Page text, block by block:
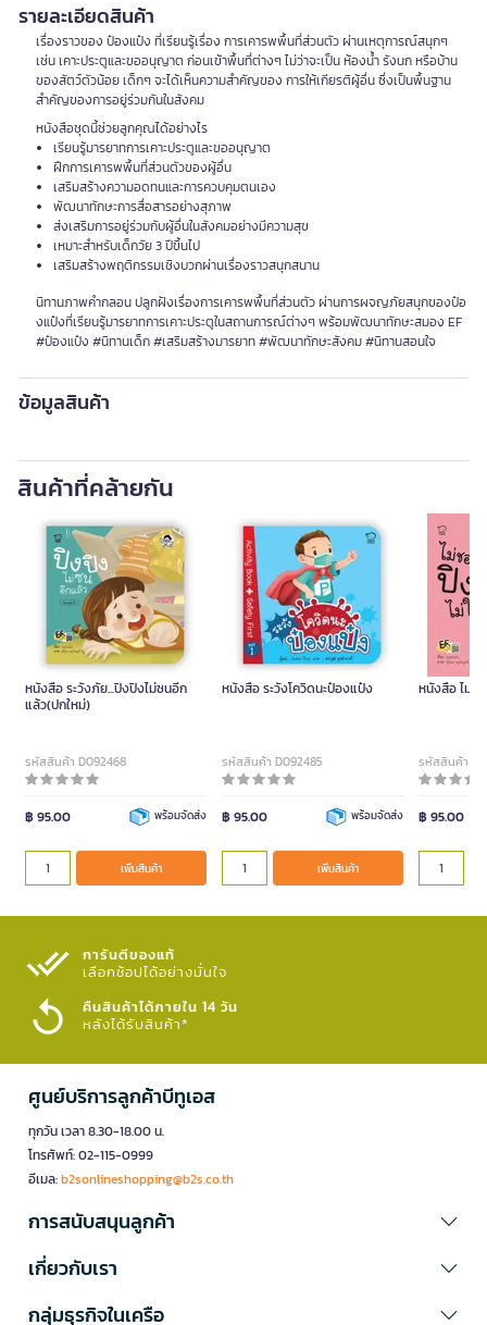
รายละเอียดสินค้า
เรื่องราวของ ป๋องแป๋ง ที่เรียนรู้เรื่อง การเคารพพื้นที่ส่วนตัว ผ่านเหตุการณ์สนุกๆ
เช่น เคาะประตูและขออนุญาต ก่อนเข้าพื้นที่ต่างๆ ไม่ว่าจะเป็น ห้องน้ำ รังนก หรือบ้าน
ของสัตว์ตัวน้อย เด็กๆ จะได้เห็นความสำคัญของ การให้เกียรติผู้อื่น ซึ่งเป็นพื้นฐาน
สำคัญของการอยู่ร่วมกันในสังคม
หนังสือชุดนี้ช่วยลูกคุณได้อย่างไร
เรียนรู้มารยาทการเคาะประตูและขออนุญาต
ฝึกการเคารพพื้นที่ส่วนตัวของผู้อื่น
เสริมสร้างความอดทนและการควบคุมตนเอง
พัฒนาทักษะการสื่อสารอย่างสุภาพ
ส่งเสริมการอยู่ร่วมกับผู้อื่นในสังคมอย่างมีความสุข
เหมาะสำหรับเด็กวัย 3 ปีขึ้นไป
เสริมสร้างพฤติกรรมเชิงบวกผ่านเรื่องราวสนุกสนาน
นิทานภาพคำกลอน ปลูกฝังเรื่องการเคารพพื้นที่ส่วนตัว ผ่านการผจญภัยสนุกของป๋อ
งแป๋งที่เรียนรู้มารยาทการเคาะประตูในสถานการณ์ต่างๆ พร้อมพัฒนาทักษะสมอง EF
#ป๋องแป๋ง #นิทานเด็ก #เสริมสร้างมารยาท #พัฒนาทักษะสังคม #นิทานสอนใจ
ข้อมูลสินค้า
สินค้าที่คล้ายกัน
หนังสือ ระวังภัย...ปิงปิงไม่ซนอีก
แล้ว(ปกใหม่)
รหัสสินค้า D092468
฿ 95.00 พร้อมจัดส่ง
เพิ่มสินค้า
หนังสือ ระวังโควิดนะป๋องแป๋ง
รหัสสินค้า D092485
฿ 95.00 พร้อมจัดส่ง
เพิ่มสินค้า
หนังสือ ไม่ช
รหัสสินค้า
฿ 95.00
การันตีของแท้
เลือกช้อปได้อย่างมั่นใจ​
คืนสินค้าได้ภายใน 14 วัน
หลังได้รับสินค้า*
ศูนย์บริการลูกค้าบีทูเอส
ทุกวัน เวลา 8.30-18.00 น.
โทรศัพท์: 02-115-0999
อีเมล:b2sonlineshopping@b2s.co.th
การสนับสนุนลูกค้า
เกี่ยวกับเรา
กลุ่มธุรกิจในเครือ